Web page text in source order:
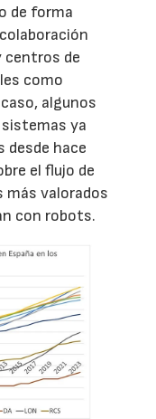
de forma
centros de
como
algunos
ya
desde hace
el flujo de
más valorados
con robots.